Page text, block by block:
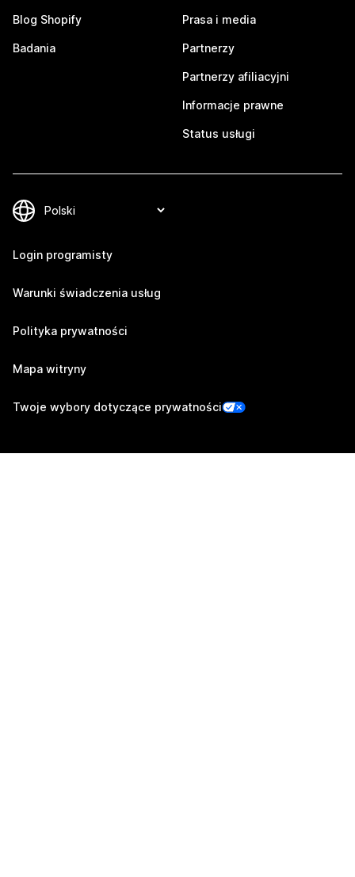
Blog Shopify
Badania
Prasa i media
Partnerzy
Partnerzy afiliacyjni
Informacje prawne
Status usługi
Login programisty
Warunki świadczenia usług
Polityka prywatności
Mapa witryny
Twoje wybory dotyczące prywatności